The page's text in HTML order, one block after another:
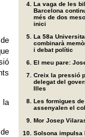
la
La vaga de les
Barcelona
més de dos
inici
La 58a
combinarà
i debat polític
El meu pare:
Creix la pressió
delegat del
Illes
Les formigues
assenyalen el
Mor Josep
Solsona impulsa